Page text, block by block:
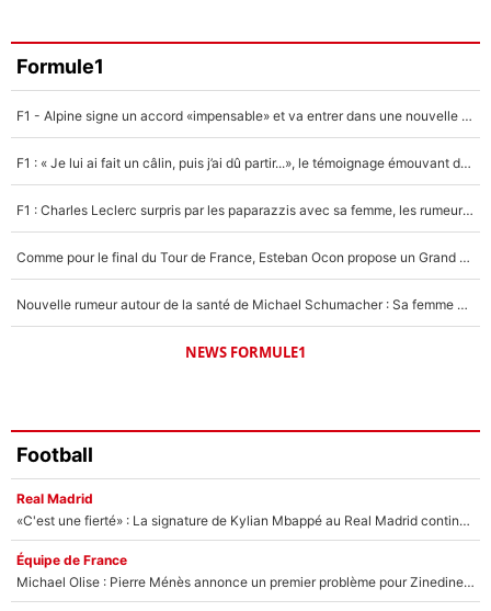
Faris Moumbagna
5%
Un autre joueur
5%
Formule1
F1 - Alpine signe un accord «impensable» et va entrer dans une nouvelle dimension : Grande nouvelle pour Pierre Gasly !
F1 : « Je lui ai fait un câlin, puis j’ai dû partir...», le témoignage émouvant de Max Verstappen sur sa fille
F1 : Charles Leclerc surpris par les paparazzis avec sa femme, les rumeurs étaient vraies !
Comme pour le final du Tour de France, Esteban Ocon propose un Grand Prix de Formule 1 à Paris : «Autour de l’Arc de Triomphe, ce serait génial» !
Nouvelle rumeur autour de la santé de Michael Schumacher : Sa femme Corinna sort du silence
NEWS FORMULE1
Football
Real Madrid
«C'est une fierté» : La signature de Kylian Mbappé au Real Madrid continue de régaler l'Espagne
Équipe de France
Michael Olise : Pierre Ménès annonce un premier problème pour Zinedine Zidane en équipe de France